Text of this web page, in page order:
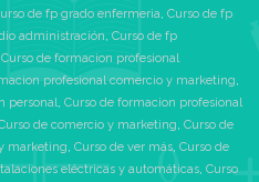
de fp grado enfermeria, Curso de fp
administración, Curso de fp
Curso de formacion profesional
profesional comercio y marketing,
personal, Curso de formacion profesional
de comercio y marketing, Curso de
marketing, Curso de ver más, Curso de
eléctricas y automáticas, Curso